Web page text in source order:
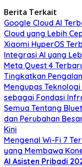
Berita Terkait
Google Cloud AI
Cloud yang Lebih
Xiaomi HyperOS
Integrasi AI yang
Meta Quest 4
Tingkatkan
Mengupas
sebagai Fondasi
Semua Tentang
dan Perubahan
Kini
Mengenal Wi-Fi 7
yang Membawa
AI Asisten Pribadi